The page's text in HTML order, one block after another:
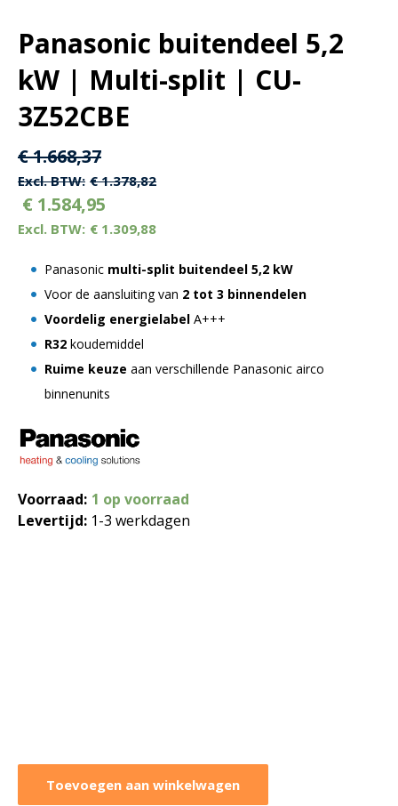
Panasonic buitendeel 5,2
kW | Multi-split | CU-
3Z52CBE
Oorspronkelijke
prijs
was:
€ 1.668,37.
€1.668,37Huidige
prijs
is:
€ 1.668,37.
€1.378,82
€ 1.584,95
€ 1.309,88
Panasonic multi-split buitendeel 5,2 kW
Voor de aansluiting van 2 tot 3 binnendelen
Voordelig energielabel A+++
R32 koudemiddel
Ruime keuze aan verschillende Panasonic airco
binnenunits
Voorraad: 1 op voorraad
Levertijd: 1-3 werkdagen
buitendeel
Toevoegen aan winkelwagen